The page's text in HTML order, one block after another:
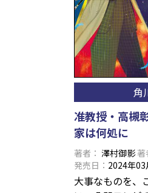
角
准教授・高槻
家は何処に
著者 澤村御影著
発売日
2024年03
大事なものを、